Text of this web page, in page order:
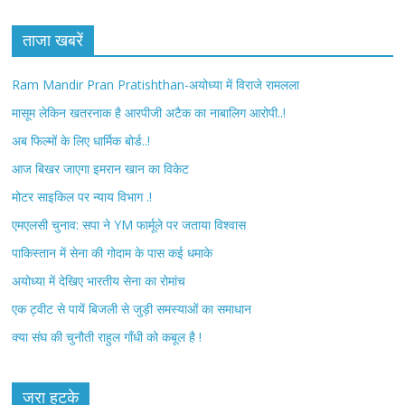
c
b
o
o
t
e
r
ताजा खबरें
Ram Mandir Pran Pratishthan-अयोध्या में विराजे रामलला
मासूम लेकिन खतरनाक है आरपीजी अटैक का नाबालिग आरोपी..!
अब फिल्मों के लिए धार्मिक बोर्ड..!
आज बिखर जाएगा इमरान खान का विकेट
मोटर साइकिल पर न्याय विभाग .!
एमएलसी चुनाव: सपा ने YM फार्मूले पर जताया विश्वास
पाकिस्तान में सेना की गोदाम के पास कई धमाके
अयोध्या में देखिए भारतीय सेना का रोमांच
एक ट्वीट से पायें बिजली से जुड़ी समस्याओं का समाधान
क्या संघ की चुनौती राहुल गाँधी को कबूल है !
जरा हटके